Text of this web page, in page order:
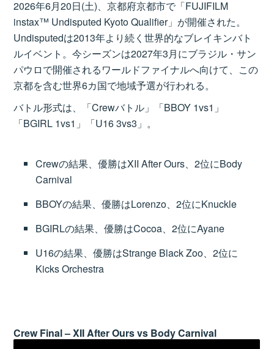
2026年6月20日(土)、京都府京都市で「FUJIFILM
instax™ Undisputed Kyoto Qualifier」が開催された。
Undisputedは2013年より続く世界的なブレイキンバト
ルイベント。今シーズンは2027年3月にブラジル・サン
パウロで開催されるワールドファイナルへ向けて、この
京都を含む世界6カ国で地域予選が行われる。
バトル形式は、「Crewバトル」「BBOY 1vs1」
「BGIRL 1vs1」「U16 3vs3」。
Crewの結果、優勝はXII After Ours、2位にBody
Carnival
BBOYの結果、優勝はLorenzo、2位にKnuckle
BGIRLの結果、優勝はCocoa、2位にAyane
U16の結果、優勝はStrange Black Zoo、2位に
Kicks Orchestra
Crew Final – XII After Ours vs Body Carnival